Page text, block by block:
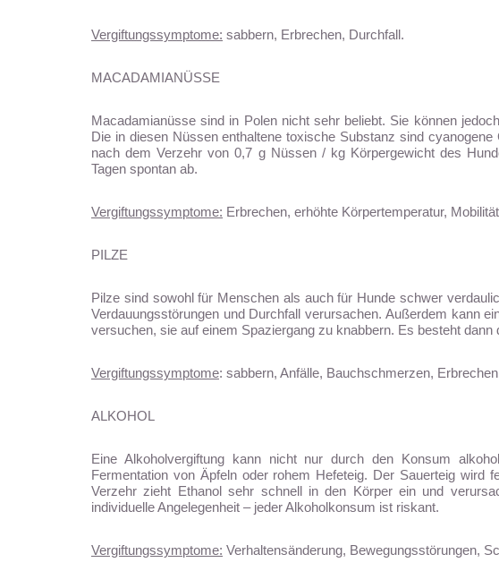
Vergiftungssymptome: sabbern, Erbrechen, Durchfall.
MACADAMIANÜSSE
Macadamianüsse sind in Polen nicht sehr beliebt. Sie können
Die in diesen Nüssen enthaltene toxische Substanz sind
nach dem Verzehr von 0,7 g Nüssen / kg Körpergewicht des
Tagen spontan ab.
Vergiftungssymptome: Erbrechen, erhöhte Körpertemperatur,
PILZE
Pilze sind sowohl für Menschen als auch für Hunde schwer
Verdauungsstörungen und Durchfall verursachen. Außerdem kann
versuchen, sie auf einem Spaziergang zu knabbern. Es besteht dann
Vergiftungssymptome: sabbern, Anfälle, Bauchschmerzen,
ALKOHOL
Eine Alkoholvergiftung kann nicht nur durch den Konsum
Fermentation von Äpfeln oder rohem Hefeteig. Der Sauerteig wird
Verzehr zieht Ethanol sehr schnell in den Körper ein und
individuelle Angelegenheit – jeder Alkoholkonsum ist riskant.
Vergiftungssymptome: Verhaltensänderung, Bewegungsstörungen,